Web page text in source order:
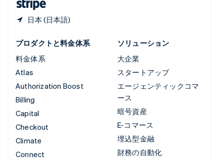
日本 (日本語)
プロダクトと料金体系
料金体系
Atlas
Authorization Boost
Billing
Capital
Checkout
Climate
Connect
ソリューション
大企業
スタートアップ
エージェンティックコマ
ース
暗号資産
E-コマース
埋込型金融
財務の自動化